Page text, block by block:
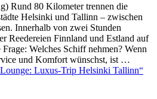
Rund 80 Kilometer trennen die
Helsinki und Tallinn – zwischen
Innerhalb von zwei Stunden
Reedereien Finnland und Estland auf
Welches Schiff nehmen? Wenn
und Komfort wünschst, ist …
Luxus-Trip Helsinki Tallinn“